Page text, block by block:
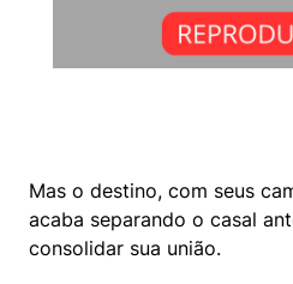
Mas o destino, com seus
acaba separando o casal
consolidar sua união.